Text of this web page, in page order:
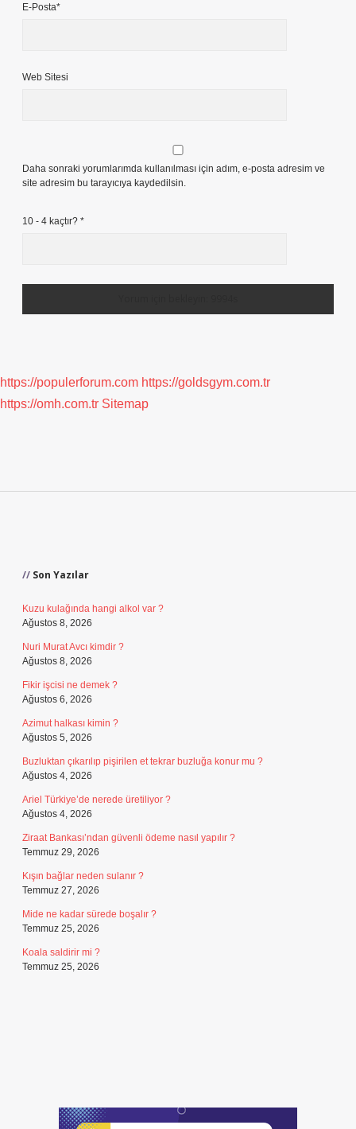
E-Posta*
Web Sitesi
Daha sonraki yorumlarımda kullanılması için adım, e-posta adresim ve
site adresim bu tarayıcıya kaydedilsin.
10 - 4 kaçtır? *
https://populerforum.com https://goldsgym.com.tr
https://omh.com.tr Sitemap
Son Yazılar
Kuzu kulağında hangi alkol var ?
Ağustos 8, 2026
Nuri Murat Avcı kimdir ?
Ağustos 8, 2026
Fikir işcisi ne demek ?
Ağustos 6, 2026
Azimut halkası kimin ?
Ağustos 5, 2026
Buzluktan çıkarılıp pişirilen et tekrar buzluğa konur mu ?
Ağustos 4, 2026
Ariel Türkiye’de nerede üretiliyor ?
Ağustos 4, 2026
Ziraat Bankası’ndan güvenli ödeme nasıl yapılır ?
Temmuz 29, 2026
Kışın bağlar neden sulanır ?
Temmuz 27, 2026
Mide ne kadar sürede boşalır ?
Temmuz 25, 2026
Koala saldirir mi ?
Temmuz 25, 2026